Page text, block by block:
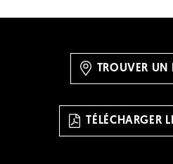
TROUVER UN
TÉLÉCHARGER